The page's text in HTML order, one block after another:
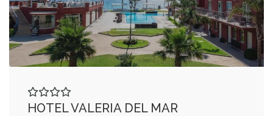
HOTEL VALERIA DEL MAR